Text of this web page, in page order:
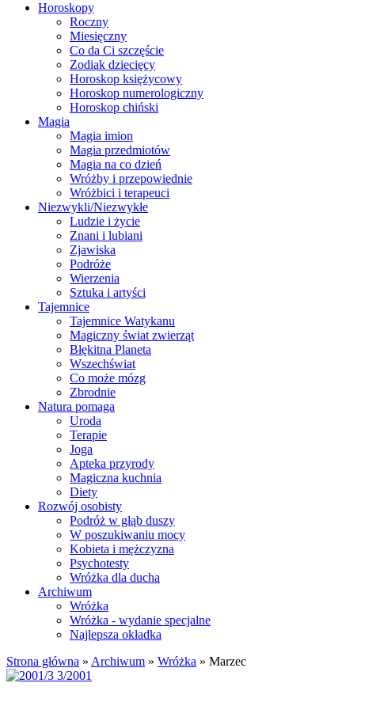
Horoskopy
Roczny
Miesięczny
Co da Ci szczęście
Zodiak dziecięcy
Horoskop księżycowy
Horoskop numerologiczny
Horoskop chiński
Magia
Magia imion
Magia przedmiotów
Magia na co dzień
Wróżby i przepowiednie
Wróżbici i terapeuci
Niezwykli/Niezwykłe
Ludzie i życie
Znani i lubiani
Zjawiska
Podróże
Wierzenia
Sztuka i artyści
Tajemnice
Tajemnice Watykanu
Magiczny świat zwierząt
Błękitna Planeta
Wszechświat
Co może mózg
Zbrodnie
Natura pomaga
Uroda
Terapie
Joga
Apteka przyrody
Magiczna kuchnia
Diety
Rozwój osobisty
Podróż w głąb duszy
W poszukiwaniu mocy
Kobieta i mężczyzna
Psychotesty
Wróżka dla ducha
Archiwum
Wróżka
Wróżka - wydanie specjalne
Najlepsza okładka
Strona główna » Archiwum » Wróżka » Marzec